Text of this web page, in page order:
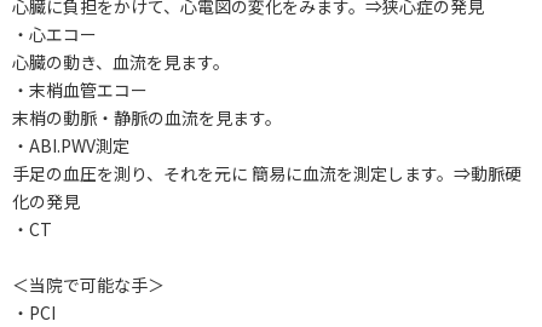
心臓に負担をかけて、心電図の変化をみます。⇒狭心症の発見
・心エコー
心臓の動き、血流を見ます。
・末梢血管エコー
末梢の動脈・静脈の血流を見ます。
・ABI.PWV測定
手足の血圧を測り、それを元に 簡易に血流を測定します。⇒動脈硬
化の発見
・CT
＜当院で可能な手＞
・PCI